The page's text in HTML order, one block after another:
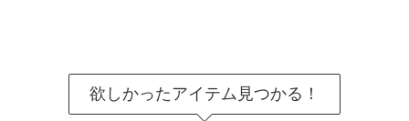
欲しかったアイテム見つかる！